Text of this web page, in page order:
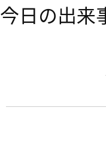
今日の出来